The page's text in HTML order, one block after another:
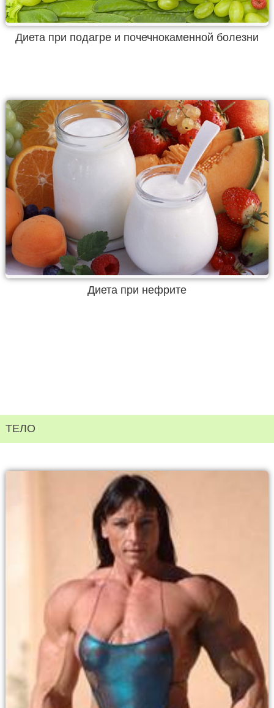
Диета при подагре и почечнокаменной болезни
Диета при нефрите
ТЕЛО